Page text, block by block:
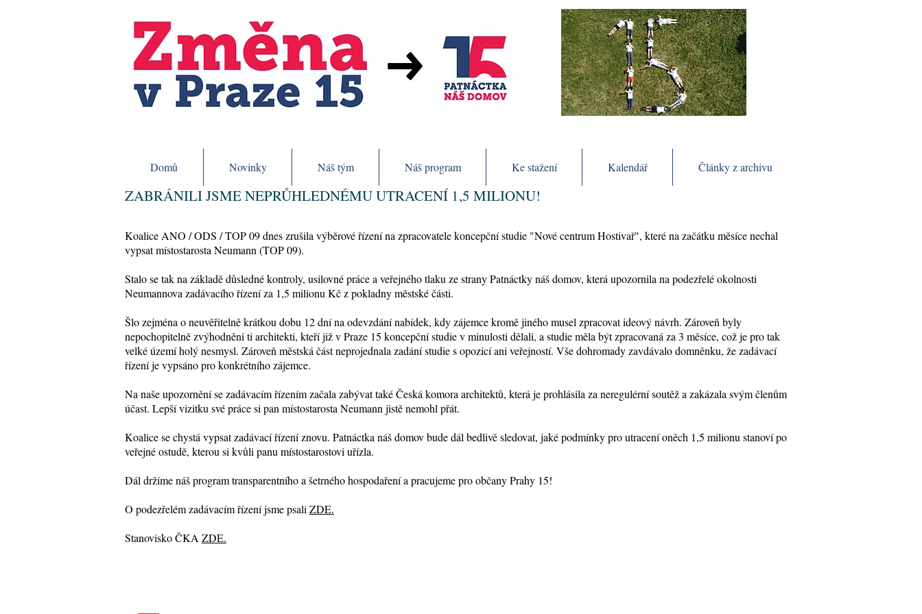
Domů Novinky Náš tým Náš program Ke stažení Kalendář Články z archivu
ZABRÁNILI JSME NEPRŮHLEDNÉMU UTRACENÍ 1,5 MILIONU!
Koalice ANO / ODS / TOP 09 dnes zrušila výběrové řízení na zpracovatele koncepční studie "Nové centrum Hostivař", které na začátku měsíce nechal
vypsat místostarosta Neumann (TOP 09).
Stalo se tak na základě důsledné kontroly, usilovné práce a veřejného tlaku ze strany Patnáctky náš domov, která upozornila na podezřelé okolnosti
Neumannova zadávacího řízení za 1,5 milionu Kč z pokladny městské části.
Šlo zejména o neuvěřitelně krátkou dobu 12 dní na odevzdání nabídek, kdy zájemce kromě jiného musel zpracovat ideový návrh. Zároveň byly
nepochopitelně zvýhodněni ti architekti, kteří již v Praze 15 koncepční studie v minulosti dělali, a studie měla být zpracovaná za 3 měsíce, což je pro tak
velké území holý nesmysl. Zároveň městská část neprojednala zadání studie s opozicí ani veřejností. Vše dohromady zavdávalo domněnku, že zadávací
řízení je vypsáno pro konkrétního zájemce.
Na naše upozornění se zadávacím řízením začala zabývat také Česká komora architektů, která je prohlásila za neregulérní soutěž a zakázala svým členům
účast. Lepší vizitku své práce si pan místostarosta Neumann jistě nemohl přát.
Koalice se chystá vypsat zadávací řízení znovu. Patnáctka náš domov bude dál bedlivě sledovat, jaké podmínky pro utracení oněch 1,5 milionu stanoví po
veřejné ostudě, kterou si kvůli panu místostarostovi uřízla.
Dál držíme náš program transparentního a šetrného hospodaření a pracujeme pro občany Prahy 15!
O podezřelém zadávacím řízení jsme psali ZDE.
Stanovisko ČKA ZDE.